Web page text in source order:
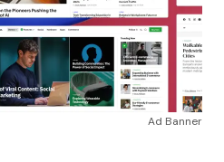
Ad Banner